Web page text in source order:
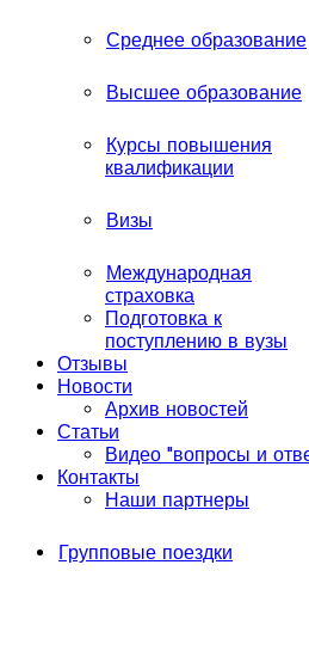
Среднее образование
Высшее образование
Курсы повышения
квалификации
Визы
Международная
страховка
Подготовка к
поступлению в вузы
Отзывы
Новости
Архив новостей
Статьи
Видео "вопросы и
Контакты
Наши партнеры
Групповые поездки